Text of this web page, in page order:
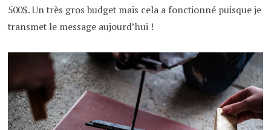
500$. Un très gros budget mais cela a fonctionné puisque je
transmet le message aujourd’hui !